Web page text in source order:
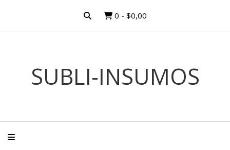
0 - $0,00
SUBLI-INSUMOS